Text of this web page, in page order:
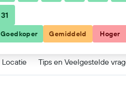
Locatie Tips en Veelgestelde
31
Goedkoper Gemiddeld Hoger